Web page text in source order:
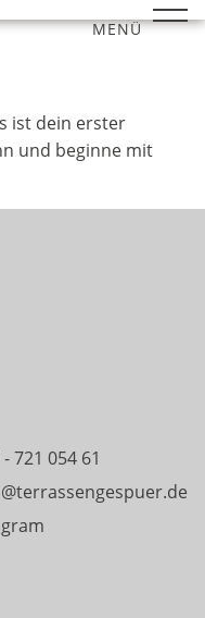
MENÜ
ist dein erster
und beginne mit
721 054 61